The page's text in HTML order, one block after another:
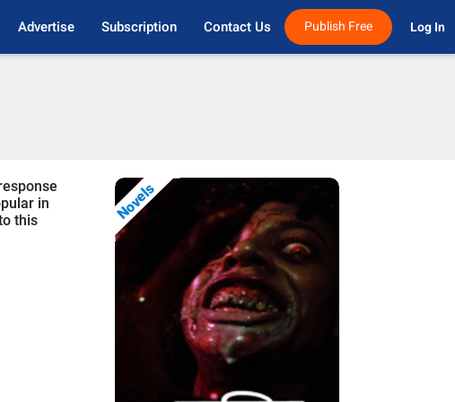
Advertise Subscription Contact Us Publish Free Log In
in
this
Novels